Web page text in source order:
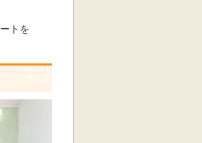
トを
グレード
アップ